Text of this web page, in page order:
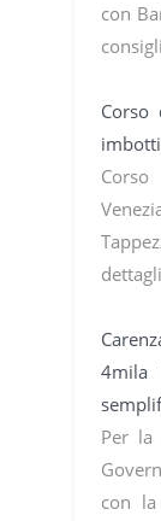
con
Corso
4mila
Per la
con